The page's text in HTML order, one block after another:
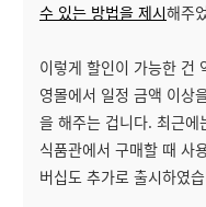
수 있는 방법을 제시해주
이렇게 할인이 가능한 건
영몰에서 일정 금액 이상
을 해주는 겁니다. 최근에
식품관에서 구매할 때 사
버십도 추가로 출시하였